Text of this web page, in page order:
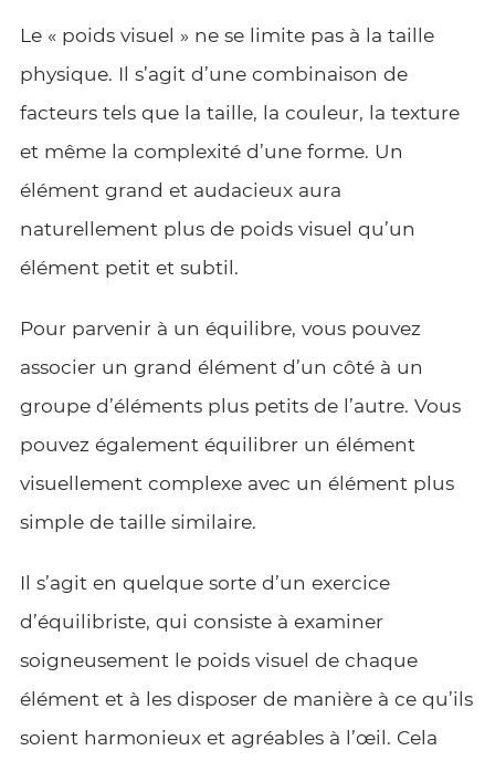
Le « poids visuel » ne se limite pas à la taille
physique. Il s’agit d’une combinaison de
facteurs tels que la taille, la couleur, la texture
et même la complexité d’une forme. Un
élément grand et audacieux aura
naturellement plus de poids visuel qu’un
élément petit et subtil.
Pour parvenir à un équilibre, vous pouvez
associer un grand élément d’un côté à un
groupe d’éléments plus petits de l’autre. Vous
pouvez également équilibrer un élément
visuellement complexe avec un élément plus
simple de taille similaire.
Il s’agit en quelque sorte d’un exercice
d’équilibriste, qui consiste à examiner
soigneusement le poids visuel de chaque
élément et à les disposer de manière à ce qu’ils
soient harmonieux et agréables à l’œil. Cela